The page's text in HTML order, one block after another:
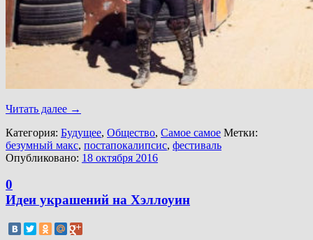
Читать далее →
Категория: Будущее, Общество, Самое самое Метки:
безумный макс, постапокалипсис, фестиваль
Опубликовано: 18 октября 2016
0
Идеи украшений на Хэллоуин